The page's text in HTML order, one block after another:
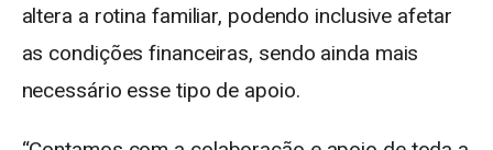
altera a rotina familiar, podendo inclusive afetar
as condições financeiras, sendo ainda mais
necessário esse tipo de apoio.